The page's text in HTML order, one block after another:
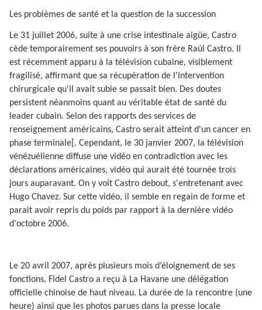
Les problèmes de santé et la question de la succession
Le 31 juillet 2006, suite à une crise intestinale aigüe, Castro
cède temporairement ses pouvoirs à son frère Raúl Castro. Il
est récemment apparu à la télévision cubaine, visiblement
fragilisé, affirmant que sa récupération de l'intervention
chirurgicale qu'il avait subie se passait bien. Des doutes
persistent néanmoins quant au véritable état de santé du
leader cubain. Selon des rapports des services de
renseignement américains, Castro serait atteint d'un cancer en
phase terminale[. Cependant, le 30 janvier 2007, la télévision
vénézuélienne diffuse une vidéo en contradiction avec les
déclarations américaines, vidéo qui aurait été tournée trois
jours auparavant. On y voit Castro debout, s'entretenant avec
Hugo Chavez. Sur cette vidéo, il semble en regain de forme et
parait avoir repris du poids par rapport à la dernière vidéo
d'octobre 2006.
Le 20 avril 2007, après plusieurs mois d’éloignement de ses
fonctions, Fidel Castro a reçu à La Havane une délégation
officielle chinoise de haut niveau. La durée de la rencontre (une
heure) ainsi que les photos parues dans la presse locale